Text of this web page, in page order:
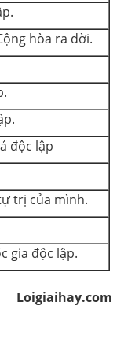
hòa ra đời.
độc lập
trị của mình.
gia độc lập.
Loigiaihay.com